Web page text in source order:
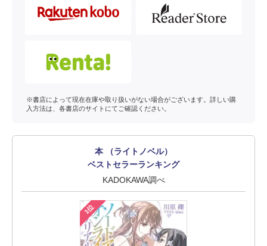
※書店によって現在在庫や取り扱いがない場合がございます。詳しい購
入方法は、各書店のサイトにてご確認ください。
本 （ライトノベル）
ベストセラーランキング
KADOKAWA調べ
1位